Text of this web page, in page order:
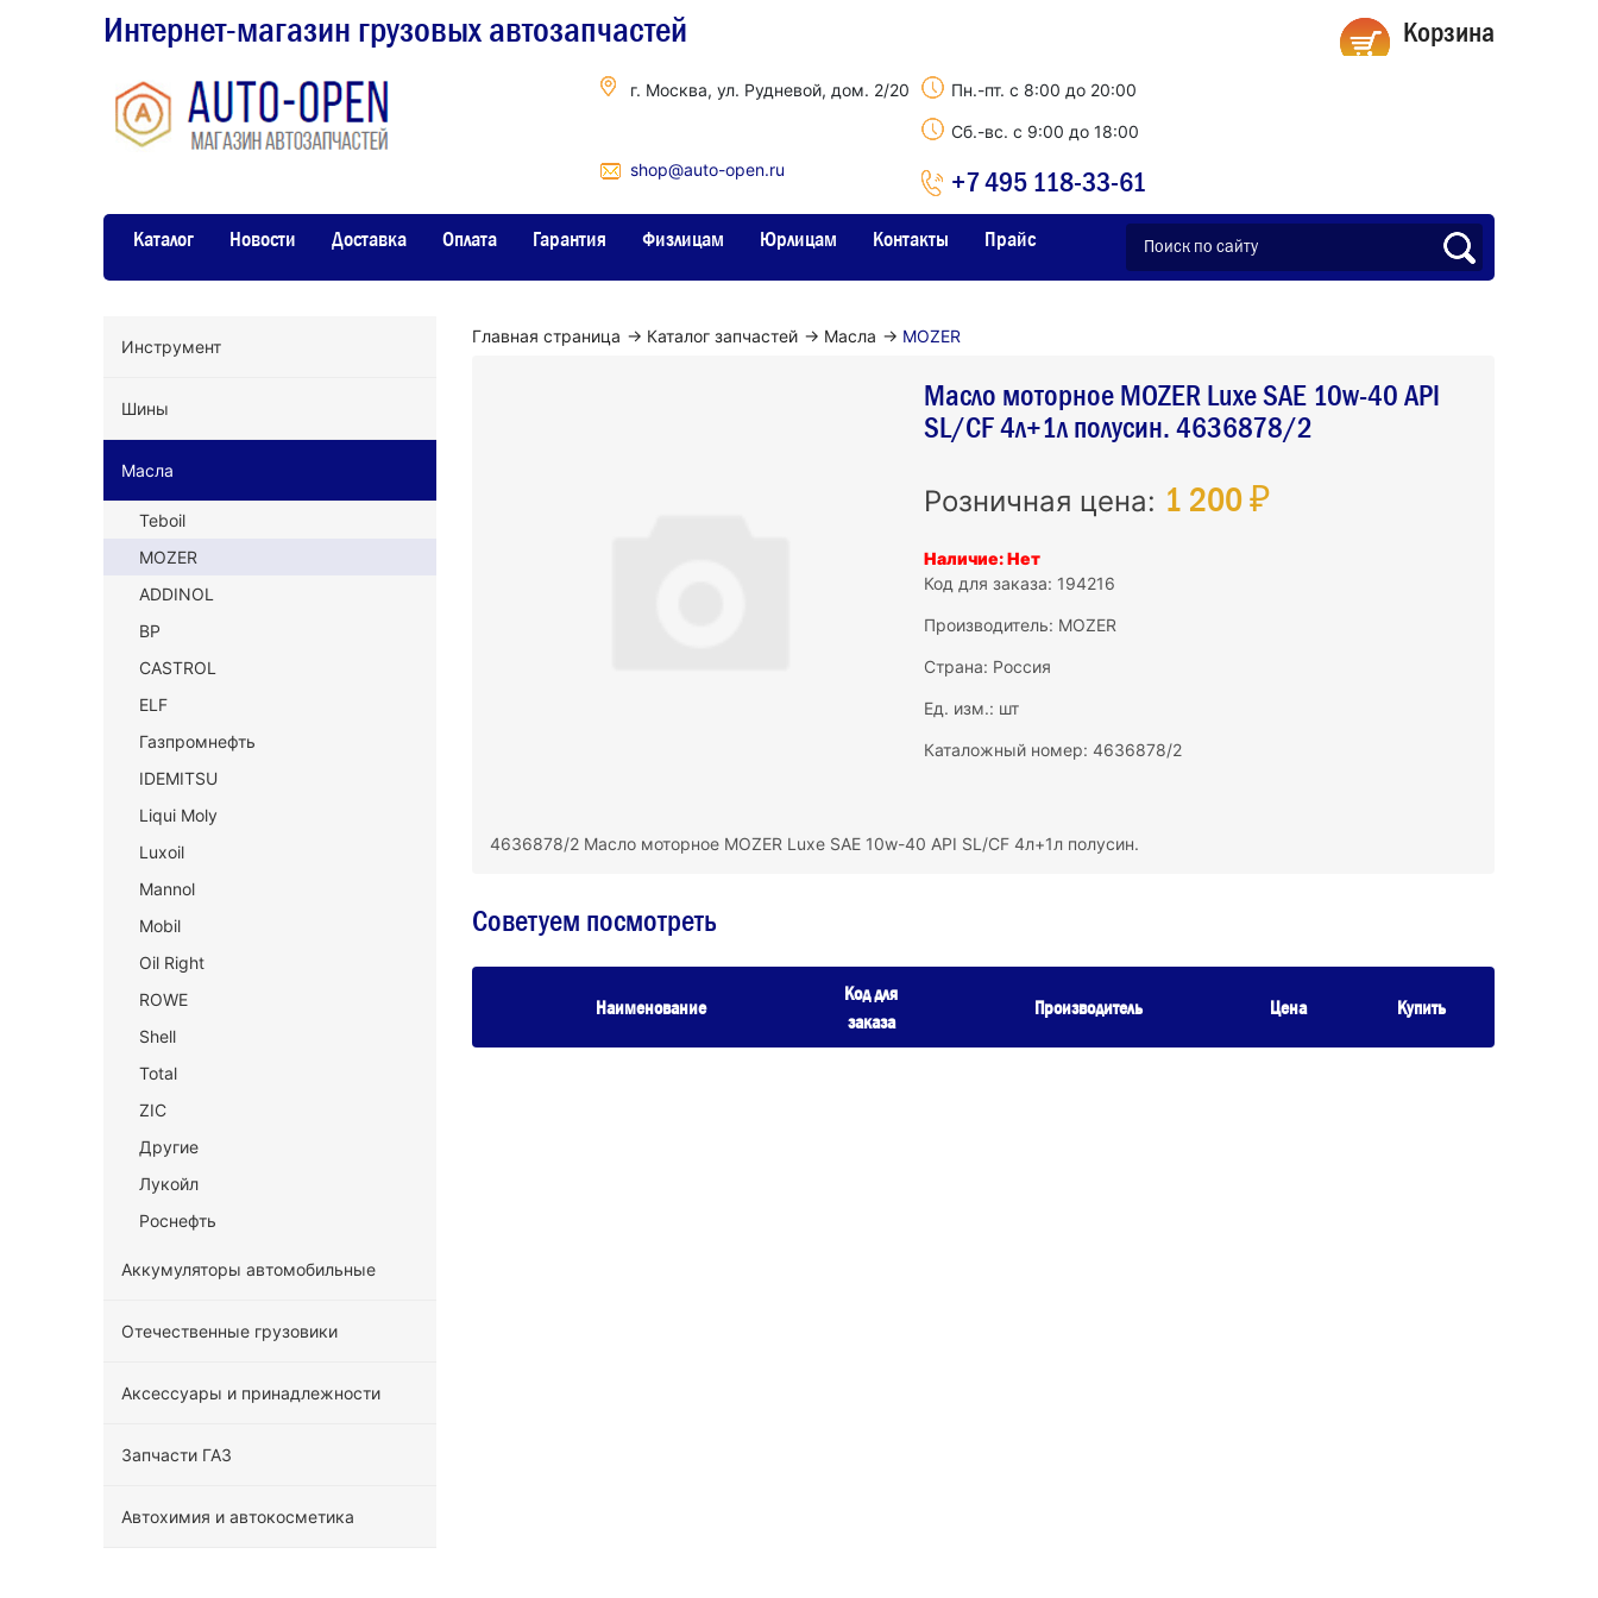
Интернет-магазин грузовых автозапчастей
г. Москва, ул. Рудневой, дом. 2/20
shop@auto-open.ru
Пн.-пт. с 8:00 до 20:00
Сб.-вс. с 9:00 до 18:00
+7 495 118-33-61
Корзина
Каталог Новости Доставка Оплата Гарантия Физлицам Юрлицам Контакты Прайс
Инструмент
Шины
Масла
Teboil
MOZER
ADDINOL
BP
CASTROL
ELF
Газпромнефть
IDEMITSU
Liqui Moly
Luxoil
Mannol
Mobil
Oil Right
ROWE
Shell
Total
ZIC
Другие
Лукойл
Роснефть
Аккумуляторы автомобильные
Отечественные грузовики
Аксессуары и принадлежности
Запчасти ГАЗ
Автохимия и автокосметика
Главная страница → Каталог запчастей → Масла → MOZER
Масло моторное MOZER Luxe SAE 10w-40 API
SL/CF 4л+1л полусин. 4636878/2
Розничная цена: 1 200 ₽
Наличие: Нет
Код для заказа: 194216
Производитель: MOZER
Страна: Россия
Ед. изм.: шт
Каталожный номер: 4636878/2
4636878/2 Масло моторное MOZER Luxe SAE 10w-40 API SL/CF 4л+1л полусин.
Советуем посмотреть
Наименование
Код для
заказа
Производитель Цена Купить